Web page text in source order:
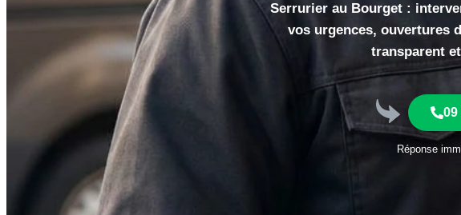
Serrurier au Bourget :
vos urgences, ouvertures
transparent
09
Réponse